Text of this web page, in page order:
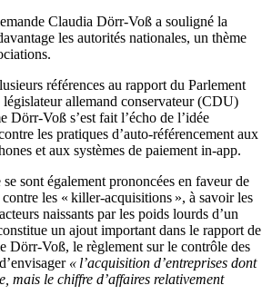
Claudia Dörr-Voß a souligné la
les autorités nationales, un thème
références au rapport du Parlement
allemand conservateur (CDU)
Dörr-Voß s’est fait l’écho de l’idée
les pratiques d’auto-référencement aux
et aux systèmes de paiement in-app.
sont également prononcées en faveur de
les « killer-acquisitions », à savoir les
naissants par les poids lourds d’un
un ajout important dans le rapport de
Dörr-Voß, le règlement sur le contrôle des
« l’acquisition d’entreprises dont
mais le chiffre d’affaires relativement